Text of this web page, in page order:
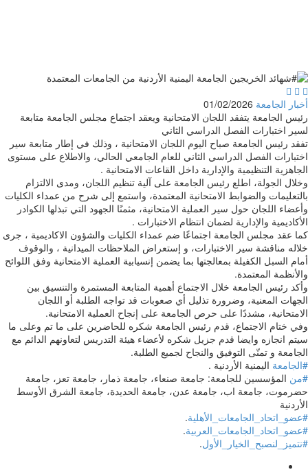
  
أخبار الجامعة 01/02/2026
رئيس الجامعة يتفقد اللجان الامتحانية ويعقد اجتماع مجلس الجامعة متابعة
لسير اختبارات الفصل الدراسي الثاني
تفقد رئيس الجامعة صباح اليوم اللجان الامتحانية ، وذلك في إطار متابعة سير
اختبارات الفصل الدراسي الثاني للعام الجامعي الحالي، والاطلاع على مستوى
الجاهزية التنظيمية والإدارية داخل القاعات الامتحانية .
وخلال الجولة، اطلع رئيس الجامعة على آلية تنظيم اللجان، ومدى الالتزام
بالتعليمات والضوابط الامتحانية المعتمدة، واستمع إلى شرح من عمداء الكليات
وأعضاء اللجان حول سير العملية الامتحانية، مثمنًا الجهود التي تبذلها الكوادر
الأكاديمية والإدارية لضمان انتظام الاختبارات .
كما عقد مجلس الجامعة اجتماعًا ضم عمداء الكليات والشؤون الاكاديمية ، جرى
خلاله مناقشة سير الاختبارات، و إستعراض الملاحظات الميدانية ، والوقوف
أمام السبل الكفيلة بمعالجتها بما يضمن إنسيابية العملية الامتحانية وفق اللوائح
والأنظمة المعتمدة.
وأكد رئيس الجامعة خلال الاجتماع أهمية المتابعة المستمرة والتنسيق بين
الجهات المعنية، وضرورة تذليل أي صعوبات قد تواجه الطلبة أو اللجان
الامتحانية، مشددًا على حرص الجامعة على إنجاح العملية الامتحانية.
وفي ختام الاجتماع، قدم رئيس الجامعة شكره للحاضرين على ما تم وعلى ما
سيتم انجازه وايضا قدم جزيل شكره لأعضاء هيئة التدريس لتعاونهم الدائم مع
الجامعة و تمنّى التوفيق والنجاح لجميع الطلبة.
#الجامعة اليمنية الأردنية .
#من المؤسسين للجامعة: جامعة صنعاء، جامعة ذمار، جامعة تعز، جامعة
حضرموت، جامعة اب، جامعة عدن، جامعة الحديدة، جامعة الشرق الأوسط
الأردنية
#عضو_اتحاد_الجامعات_الأهلية.
#عضو_اتحاد_الجامعات_العربية.
#نتميز_لنصبح_الخيار_الأول.